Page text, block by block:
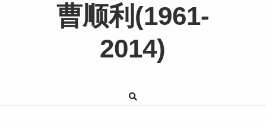
曹顺利(1961-
2014)